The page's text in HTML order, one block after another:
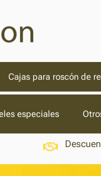
Cajas para roscón de
especiales